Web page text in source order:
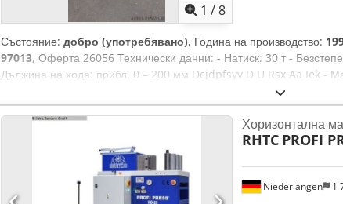
1 /8
Състояние: добро (употребявано), Година на производство:
97013, Оферта 26056 Технически данни: - Натиск: 30 т -
Дължина на хода: прибл. 0 – 200 мм Dcjdpfsyv D U Rsx Aa Iek -
200 мм - Височина на инструмента до: прибл. 150 мм - Огъваема
около 150 x 15 мм – Квадратна стомана около 30 x 30 мм -
A2 - Задвижване: 400 V / 4,0 kW - Необходима площ: прибл. Ш
кг - Огъващ лост - Различни инструменти за кръгло огъване
Niederlangen 1
Хоризонтална
RHTC PROFI